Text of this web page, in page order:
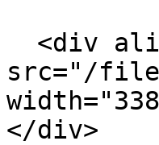
src="/
</div>